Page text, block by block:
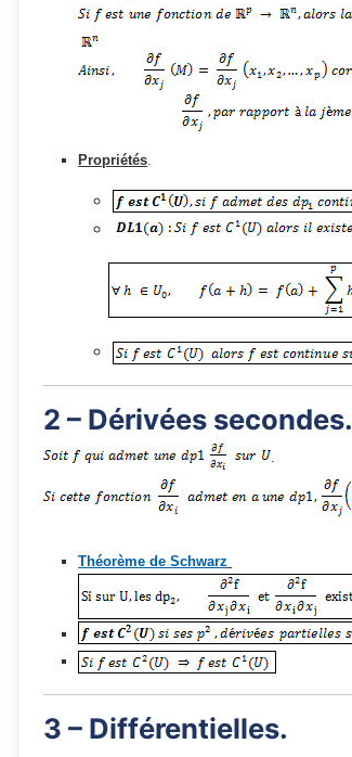
Propriétés.
2 – Dérivées secondes.
.
Théorème de Schwarz
3 – Différentielles.